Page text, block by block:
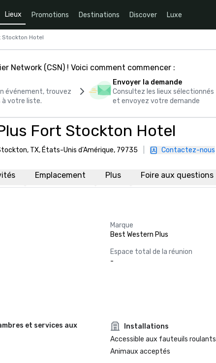
Lieux Promotions Destinations Discover Luxe
Stockton Hotel
Network (CSN) ! Voici comment commencer :
événement, trouvez
votre liste.
Envoyer la demande
Consultez les lieux sélectionnés
et envoyez votre demande
Fort Stockton Hotel
TX, États-Unis d'Amérique, 79735 Contactez-nous
Emplacement Plus Foire aux questions
Marque
Best Western Plus
Espace total de la réunion
-
et services aux
Installations
Accessible aux fauteuils roulants
Animaux acceptés